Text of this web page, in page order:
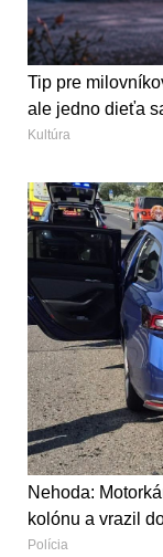
Tip pre
ale jedno dieťa
Kultúra
Nehoda:
kolónu a vrazil
Polícia